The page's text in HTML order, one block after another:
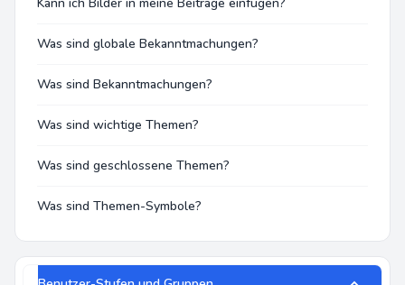
Was sind globale Bekanntmachungen?
Was sind Bekanntmachungen?
Was sind wichtige Themen?
Was sind geschlossene Themen?
Was sind Themen-Symbole?